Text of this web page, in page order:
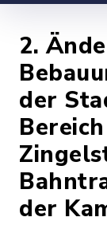
2.
der
der